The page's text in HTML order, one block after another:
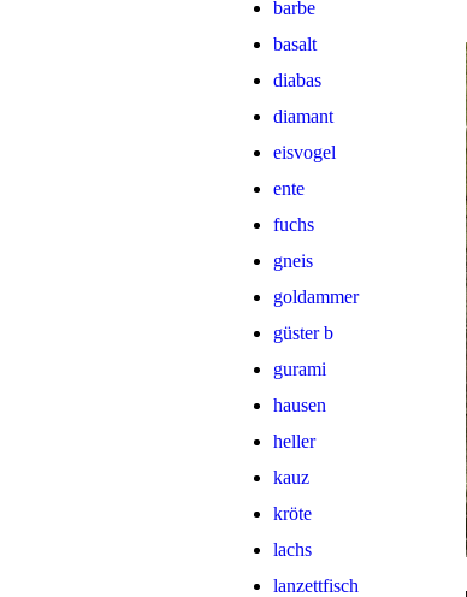
barbe
basalt
diabas
diamant
eisvogel
ente
fuchs
gneis
goldammer
güster b
gurami
hausen
heller
kauz
kröte
lachs
lanzettfisch